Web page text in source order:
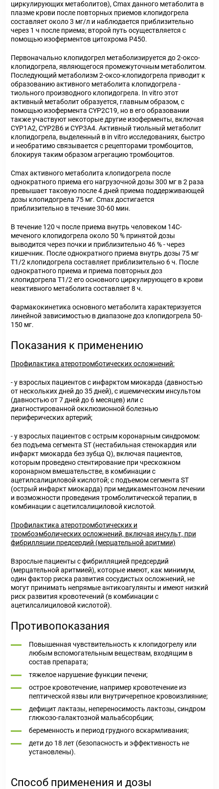
циркулирующих метаболитов), Cmax данного метаболита в
плазме крови после повторных приемов клопидогрела
составляет около 3 мг/л и наблюдается приблизительно
через 1 ч после приема; второй путь осуществляется с
помощью изоферментов цитохрома Р450.
Первоначально клопидогрел метаболизируется до 2-оксо-
клопидогрела, являющегося промежуточным метаболитом.
Последующий метаболизм 2-оксо-клопидогрела приводит к
образованию активного метаболита клопидогрела -
тиольного производного клопидогрела. In vitro этот
активный метаболит образуется, главным образом, с
помощью изофермента CYP2C19, но в его образовании
также участвуют некоторые другие изоферменты, включая
CYP1A2, CYP2B6 и CYP3A4. Активный тиольный метаболит
клопидогрела, выделенный в in vitro исследованиях, быстро
и необратимо связывается с рецепторами тромбоцитов,
блокируя таким образом агрегацию тромбоцитов.
Сmaxактивного метаболита клопидогрела после
однократного приема его нагрузочной дозы 300 мг в 2 раза
превышает таковую после 4 дней приема поддерживающей
дозы клопидогрела 75 мг. Сmax достигается
приблизительно в течение 30-60 мин.
В течение 120 ч после приема внутрь человеком 14С-
меченого клопидогрела около 50 % принятой дозы
выводится через почки и приблизительно 46 % - через
кишечник. После однократного приема внутрь дозы 75 мг
Т1/2 клопидогрела составляет приблизительно 6 ч. После
однократного приема и приема повторных доз
клопидогрела Т1/2 его основного циркулирующего в крови
неактивного метаболита составляет 8 ч.
Фармакокинетика основного метаболита характеризуется
линейной зависимостью в диапазоне доз клопидогрела 50-
150 мг.
Показания к применению
Профилактика атеротромботических осложнений:
- у взрослых пациентов с инфарктом миокарда (давностью
от нескольких дней до 35 дней), с ишемическим инсультом
(давностью от 7 дней до 6 месяцев) или с
диагностированной окклюзионной болезнью
периферических артерий;
- у взрослых пациентов с острым коронарным синдромом:
без подъема сегмента ST (нестабильная стенокардия или
инфаркт миокарда без зубца Q), включая пациентов,
которым проведено стентирование при чрескожном
коронарном вмешательстве, в комбинации с
ацетилсалициловой кислотой; с подъемом сегмента ST
(острый инфаркт миокарда) при медикаментозном лечении
и возможности проведения тромболитической терапии, в
комбинации с ацетилсалициловой кислотой.
Профилактика атеротромботических и
тромбоэмболических осложнений, включая инсульт, при
фибрилляции предсердий (мерцательной аритмии)
Взрослые пациенты с фибрилляцией предсердий
(мерцательной аритмией), которые имеют, как минимум,
один фактор риска развития сосудистых осложнений, не
могут принимать непрямые антикоагулянты и имеют низкий
риск развития кровотечений (в комбинации с
ацетилсалициловой кислотой).
Противопоказания
Повышенная чувствительность к клопидогрелу или
любым вспомогательным веществам, входящим в
состав препарата;
тяжелое нарушение функции печени;
острое кровотечение, например кровотечение из
пептической язвы или внутричерепное кровоизлияние;
дефицит лактазы, непереносимость лактозы, синдром
глюкозо-галактозной мальабсорбции;
беременность и период грудного вскармливания;
дети до 18 лет (безопасность и эффективность не
установлены).
Способ применения и дозы